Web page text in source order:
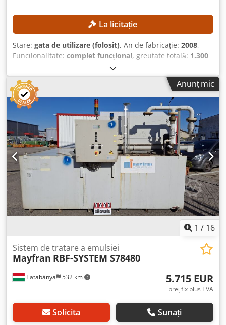
La licitație
Stare: gata de utilizare (folosit), An de fabricație: 2008,
Funcționalitate: complet funcțional, greutate totală: 1.300
, model de controler:
lungimea piesei de prelucrat (max.):3.000 mm, trecere
bară:60 mm
, DETALII TEHNICE Lungimea maximă a piesei
de prelucrat: 3.000 mm Dedpfx Aszqcv Tsfnewa Diametrul
canalului de ghidare: aprox. 60 mm DETALII DESPRE
MAȘINĂ Panoul de comandă: HBG 10 Puterea motorului: 2
kW Greutate: 1.300 kg
Anunț mic
1 / 16
Tatabánya 532 km
Sistem de tratare a emulsiei
Mayfran RBF-SYSTEM S78480
5.715 EUR
preț fix plus TVA
Solicita Sunați